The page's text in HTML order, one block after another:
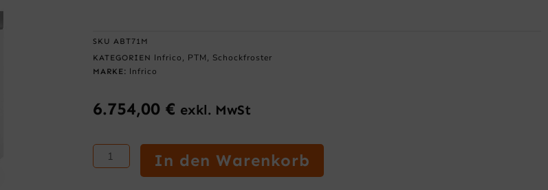
SKU ABT71M
KATEGORIEN Infrico , PTM , Schockfroster
MARKE: Infrico
6.754,00 € exkl. MwSt
ABT-
TiefkühlzelleIn den Warenkorb